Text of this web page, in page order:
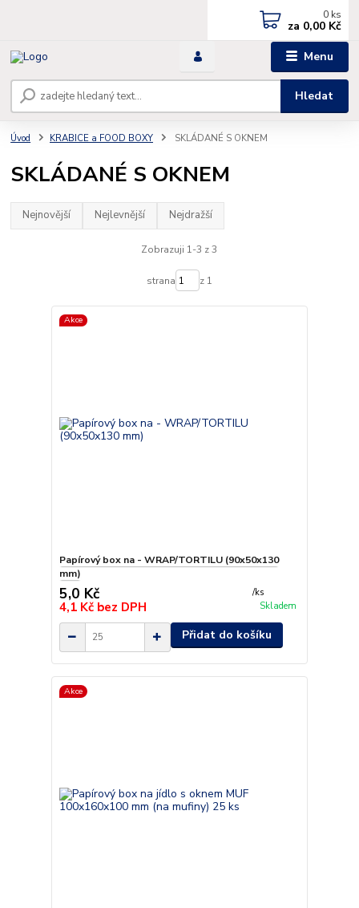
Menu
Hledat
0 ks
za 0,00 Kč
Úvod KRABICE a FOOD BOXY SKLÁDANÉ S OKNEM
SKLÁDANÉ S OKNEM
Nejnovější Nejlevnější Nejdražší
Zobrazuji 1-3 z 3
strana z 1
Akce
Papírový box na - WRAP/TORTILU (90x50x130
mm)
5,0 Kč /ks
4,1 Kč bez DPH Skladem
Přidat do košíku
Akce